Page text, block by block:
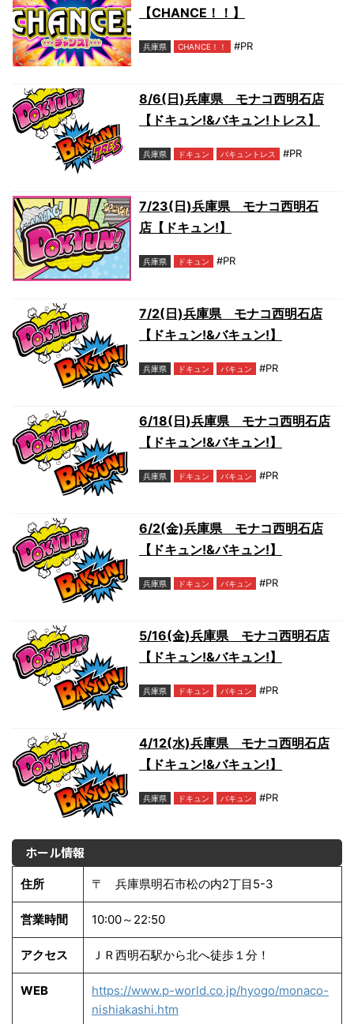
【CHANCE！！】
兵庫県 CHANCE！！ #PR
8/6(日)兵庫県 モナコ西明石店
【ドキュン!&バキュン!トレス】
兵庫県 ドキュン バキュントレス #PR
7/23(日)兵庫県 モナコ西明石
店【ドキュン!】
兵庫県 ドキュン #PR
7/2(日)兵庫県 モナコ西明石店
【ドキュン!&バキュン!】
兵庫県 ドキュン バキュン #PR
6/18(日)兵庫県 モナコ西明石店
【ドキュン!&バキュン!】
兵庫県 ドキュン バキュン #PR
6/2(金)兵庫県 モナコ西明石店
【ドキュン!&バキュン!】
兵庫県 ドキュン バキュン #PR
5/16(金)兵庫県 モナコ西明石店
【ドキュン!&バキュン!】
兵庫県 ドキュン バキュン #PR
4/12(水)兵庫県 モナコ西明石店
【ドキュン!&バキュン!】
兵庫県 ドキュン バキュン #PR
ホール情報
住所 〒 兵庫県明石市松の内2丁目5-3
営業時間 10:00～22:50
アクセス ＪＲ西明石駅から北へ徒歩１分！
WEB
https://www.p-world.co.jp/hyogo/monaco-
nishiakashi.htm